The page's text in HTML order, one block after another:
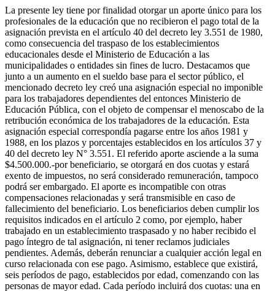
La presente ley tiene por finalidad otorgar un aporte único para los
profesionales de la educación que no recibieron el pago total de la
asignación prevista en el artículo 40 del decreto ley 3.551 de 1980,
como consecuencia del traspaso de los establecimientos
educacionales desde el Ministerio de Educación a las
municipalidades o entidades sin fines de lucro. Destacamos que
junto a un aumento en el sueldo base para el sector público, el
mencionado decreto ley creó una asignación especial no imponible
para los trabajadores dependientes del entonces Ministerio de
Educación Pública, con el objeto de compensar el menoscabo de la
retribución económica de los trabajadores de la educación. Esta
asignación especial correspondía pagarse entre los años 1981 y
1988, en los plazos y porcentajes establecidos en los artículos 37 y
40 del decreto ley N° 3.551. El referido aporte asciende a la suma
$4.500.000.-por beneficiario, se otorgará en dos cuotas y estará
exento de impuestos, no será considerado remuneración, tampoco
podrá ser embargado. El aporte es incompatible con otras
compensaciones relacionadas y será transmisible en caso de
fallecimiento del beneficiario. Los beneficiarios deben cumplir los
requisitos indicados en el artículo 2 como, por ejemplo, haber
trabajado en un establecimiento traspasado y no haber recibido el
pago íntegro de tal asignación, ni tener reclamos judiciales
pendientes. Además, deberán renunciar a cualquier acción legal en
curso relacionada con ese pago. Asimismo, establece que existirá,
seis períodos de pago, establecidos por edad, comenzando con las
personas de mayor edad. Cada período incluirá dos cuotas: una en